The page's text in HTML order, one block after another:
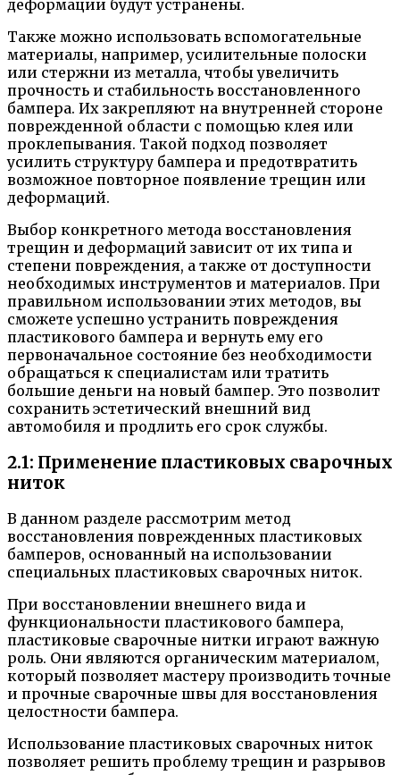
деформации будут устранены.
Также можно использовать вспомогательные
материалы, например, усилительные полоски
или стержни из металла, чтобы увеличить
прочность и стабильность восстановленного
бампера. Их закрепляют на внутренней стороне
поврежденной области с помощью клея или
проклепывания. Такой подход позволяет
усилить структуру бампера и предотвратить
возможное повторное появление трещин или
деформаций.
Выбор конкретного метода восстановления
трещин и деформаций зависит от их типа и
степени повреждения, а также от доступности
необходимых инструментов и материалов. При
правильном использовании этих методов, вы
сможете успешно устранить повреждения
пластикового бампера и вернуть ему его
первоначальное состояние без необходимости
обращаться к специалистам или тратить
большие деньги на новый бампер. Это позволит
сохранить эстетический внешний вид
автомобиля и продлить его срок службы.
2.1: Применение пластиковых сварочных
ниток
В данном разделе рассмотрим метод
восстановления поврежденных пластиковых
бамперов, основанный на использовании
специальных пластиковых сварочных ниток.
При восстановлении внешнего вида и
функциональности пластикового бампера,
пластиковые сварочные нитки играют важную
роль. Они являются органическим материалом,
который позволяет мастеру производить точные
и прочные сварочные швы для восстановления
целостности бампера.
Использование пластиковых сварочных ниток
позволяет решить проблему трещин и разрывов